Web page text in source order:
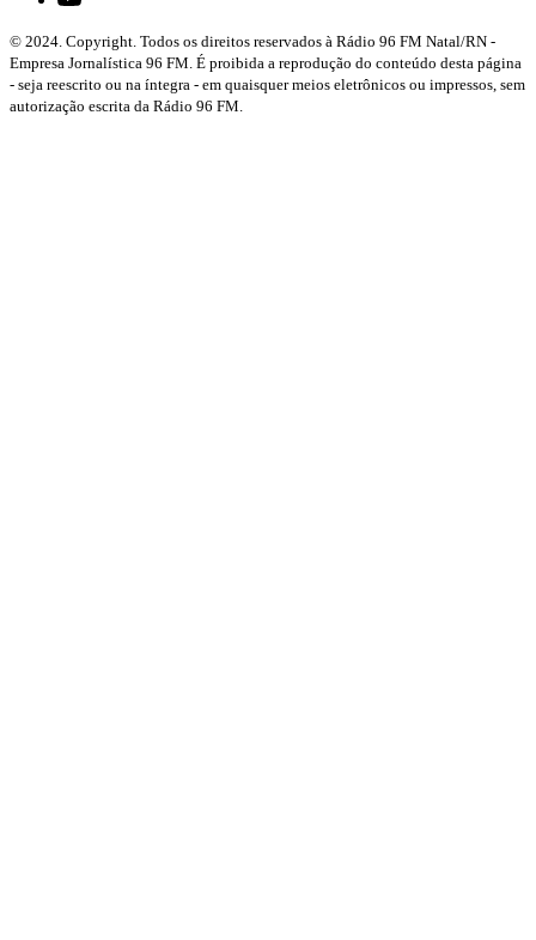
© 2024. Copyright. Todos os direitos reservados à Rádio 96 FM Natal/RN -
Empresa Jornalística 96 FM. É proibida a reprodução do conteúdo desta página
- seja reescrito ou na íntegra - em quaisquer meios eletrônicos ou impressos, sem
autorização escrita da Rádio 96 FM.